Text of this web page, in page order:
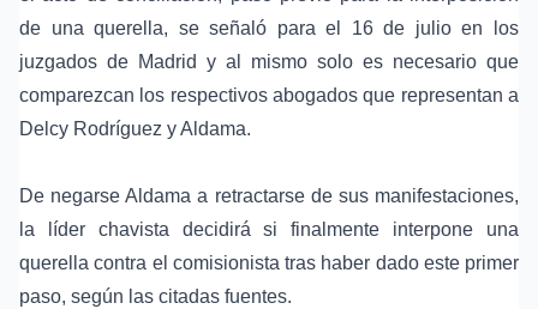
de una querella, se señaló para el 16 de julio en los
juzgados de Madrid y al mismo solo es necesario que
comparezcan los respectivos abogados que representan a
Delcy Rodríguez y Aldama.
De negarse Aldama a retractarse de sus manifestaciones,
la líder chavista decidirá si finalmente interpone una
querella contra el comisionista tras haber dado este primer
paso, según las citadas fuentes.